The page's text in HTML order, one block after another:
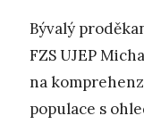
Bývalý
FZS UJEP
na
populace s